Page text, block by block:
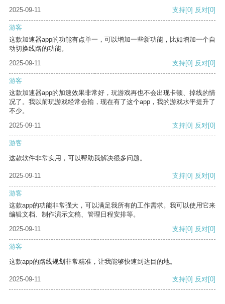
2025-09-11
支持[0] 反对[0]
游客
这款加速器app的功能有点单一，可以增加一些新功能，比如增加一个自
动切换线路的功能。
2025-09-11
支持[0] 反对[0]
游客
这款加速器app的加速效果非常好，玩游戏再也不会出现卡顿、掉线的情
况了。我以前玩游戏经常会输，现在有了这个app，我的游戏水平提升了
不少。
2025-09-11
支持[0] 反对[0]
游客
这款软件非常实用，可以帮助我解决很多问题。
2025-09-11 支持[0] 反对[0]
游客
这款app的功能非常强大，可以满足我所有的工作需求。我可以使用它来
编辑文档、制作演示文稿、管理日程安排等。
2025-09-11
支持[0] 反对[0]
游客
这款app的路线规划非常精准，让我能够快速到达目的地。
2025-09-11 支持[0] 反对[0]